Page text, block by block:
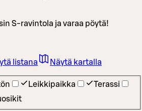
S-ravintola ja varaa pöytä!
Leikkipaikka
Terassi
listana Näytä kartalla